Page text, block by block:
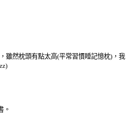
雖然枕頭有點太高(平常習慣睡記憶枕)，我
。